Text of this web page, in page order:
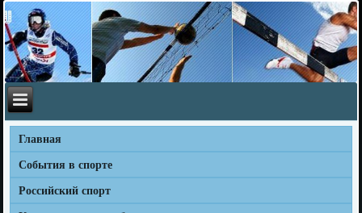
Главная
События в спорте
Российский спорт